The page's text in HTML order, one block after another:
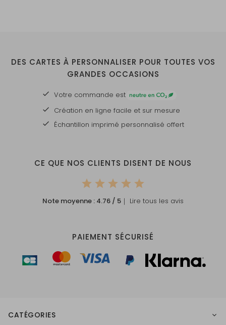
DES CARTES À PERSONNALISER POUR TOUTES VOS
GRANDES OCCASIONS
Votre commande est
Création en ligne facile et sur mesure
Échantillon imprimé personnalisé offert
CE QUE NOS CLIENTS DISENT DE NOUS
Note moyenne : 4.76 / 5 ｜ Lire tous les avis
PAIEMENT SÉCURISÉ
CATÉGORIES